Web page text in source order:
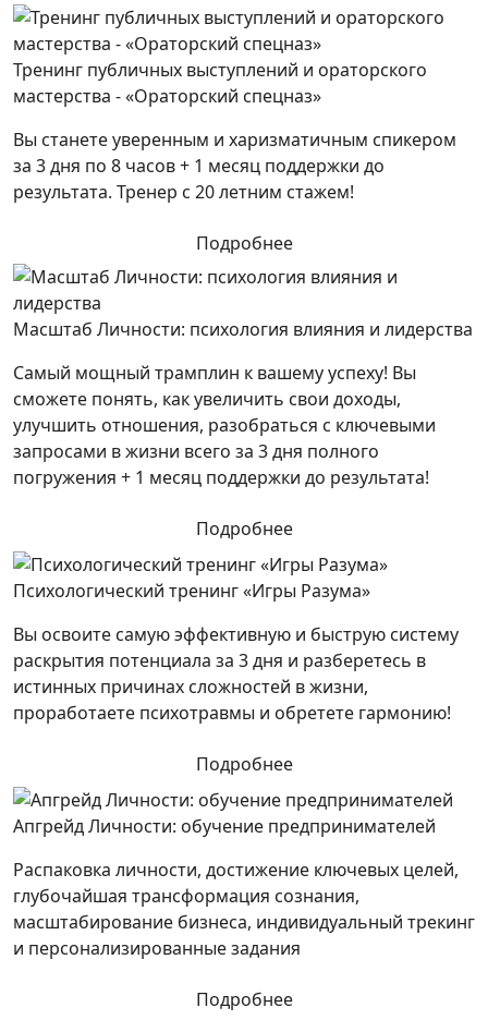
Тренинг публичных выступлений и ораторского
мастерства - «Ораторский спецназ»
Вы станете уверенным и харизматичным спикером
за 3 дня по 8 часов + 1 месяц поддержки до
результата. Тренер с 20 летним стажем!
Подробнее
Масштаб Личности: психология влияния и лидерства
Самый мощный трамплин к вашему успеху! Вы
сможете понять, как увеличить свои доходы,
улучшить отношения, разобраться с ключевыми
запросами в жизни всего за 3 дня полного
погружения + 1 месяц поддержки до результата!
Подробнее
Психологический тренинг «Игры Разума»
Вы освоите самую эффективную и быструю систему
раскрытия потенциала за 3 дня и разберетесь в
истинных причинах сложностей в жизни,
проработаете психотравмы и обретете гармонию!
Подробнее
Апгрейд Личности: обучение предпринимателей
Распаковка личности, достижение ключевых целей,
глубочайшая трансформация сознания,
масштабирование бизнеса, индивидуальный трекинг
и персонализированные задания
Подробнее